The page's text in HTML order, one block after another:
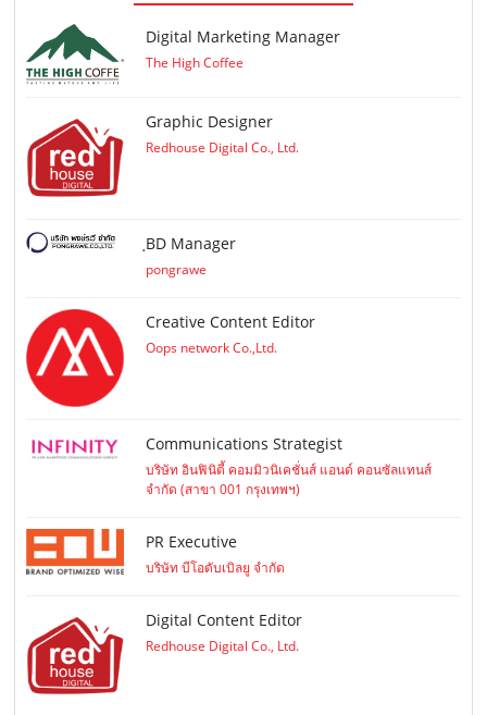
Digital Marketing Manager
The High Coffee
Graphic Designer
Redhouse Digital Co., Ltd.
ฺBD Manager
pongrawe
Creative Content Editor
Oops network Co.,Ltd.
Communications Strategist
บริษัท อินฟินิตี้ คอมมิวนิเคชั่นส์ แอนด์ คอนซัลแทนส์
จำกัด (สาขา 001 กรุงเทพฯ)
PR Executive
บริษัท บีโอดับเบิลยู จำกัด
Digital Content Editor
Redhouse Digital Co., Ltd.